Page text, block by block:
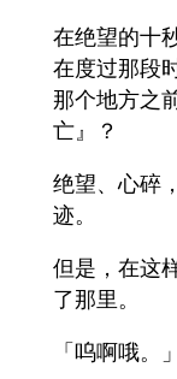
在绝望的十
在度过那段
那个地方之
亡』？
绝望、心碎
迹。
但是，在这
了那里。
「呜啊哦。」